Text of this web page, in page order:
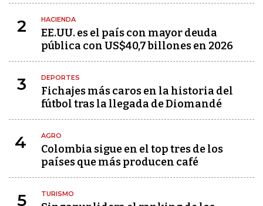
2 HACIENDA
EE.UU. es el país con mayor deuda
pública con US$40,7 billones en 2026
3 DEPORTES
Fichajes más caros en la historia del
fútbol tras la llegada de Diomandé
4 AGRO
Colombia sigue en el top tres de los
países que más producen café
5 TURISMO